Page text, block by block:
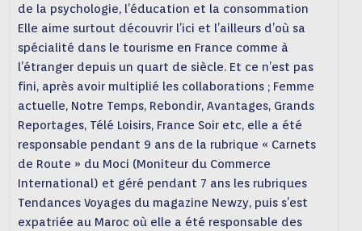
de la psychologie, l’éducation et la consommation
Elle aime surtout découvrir l’ici et l’ailleurs d’où sa
spécialité dans le tourisme en France comme à
l’étranger depuis un quart de siècle. Et ce n’est pas
fini, après avoir multiplié les collaborations ; Femme
actuelle, Notre Temps, Rebondir, Avantages, Grands
Reportages, Télé Loisirs, France Soir etc, elle a été
responsable pendant 9 ans de la rubrique « Carnets
de Route » du Moci (Moniteur du Commerce
International) et géré pendant 7 ans les rubriques
Tendances Voyages du magazine Newzy, puis s’est
expatriée au Maroc où elle a été responsable des